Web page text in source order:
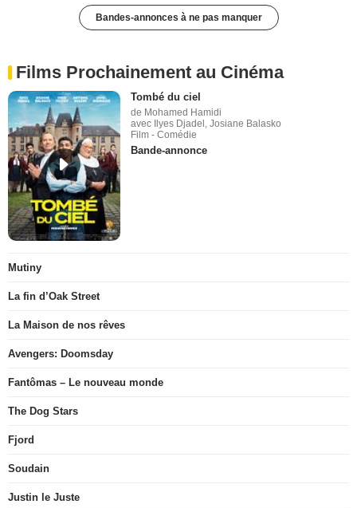
Bandes-annonces à ne pas manquer
Films Prochainement au Cinéma
Tombé du ciel
de Mohamed Hamidi
avec Ilyes Djadel, Josiane Balasko
Film - Comédie
Bande-annonce
Mutiny
La fin d’Oak Street
La Maison de nos rêves
Avengers: Doomsday
Fantômas – Le nouveau monde
The Dog Stars
Fjord
Soudain
Justin le Juste